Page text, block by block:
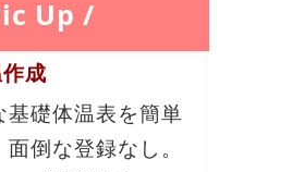
Up /
成
礎体温表を簡単
倒な登録なし。